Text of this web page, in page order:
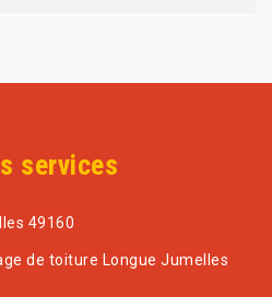
services
49160
de toiture Longue Jumelles